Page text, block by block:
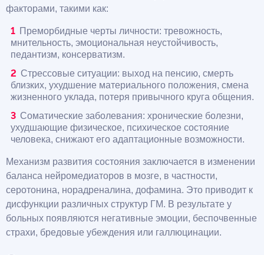
факторами, такими как:
Преморбидные черты личности: тревожность,
мнительность, эмоциональная неустойчивость,
педантизм, консерватизм.
Стрессовые ситуации: выход на пенсию, смерть
близких, ухудшение материального положения, смена
жизненного уклада, потеря привычного круга общения.
Соматические заболевания: хронические болезни,
ухудшающие физическое, психическое состояние
человека, снижают его адаптационные возможности.
Механизм развития состояния заключается в изменении
баланса нейромедиаторов в мозге, в частности,
серотонина, норадреналина, дофамина. Это приводит к
дисфункции различных структур ГМ. В результате у
больных появляются негативные эмоции, беспочвенные
страхи, бредовые убеждения или галлюцинации.